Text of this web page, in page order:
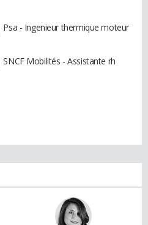
- Ingenieur thermique moteur
Mobilités - Assistante rh